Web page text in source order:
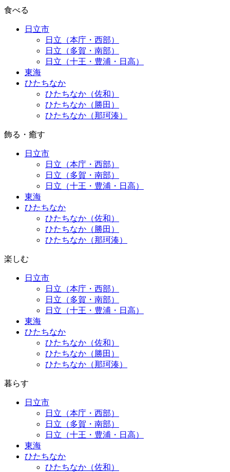
食べる
日立市
日立（本庁・西部）
日立（多賀・南部）
日立（十王・豊浦・日高）
東海
ひたちなか
ひたちなか（佐和）
ひたちなか（勝田）
ひたちなか（那珂湊）
飾る・癒す
日立市
日立（本庁・西部）
日立（多賀・南部）
日立（十王・豊浦・日高）
東海
ひたちなか
ひたちなか（佐和）
ひたちなか（勝田）
ひたちなか（那珂湊）
楽しむ
日立市
日立（本庁・西部）
日立（多賀・南部）
日立（十王・豊浦・日高）
東海
ひたちなか
ひたちなか（佐和）
ひたちなか（勝田）
ひたちなか（那珂湊）
暮らす
日立市
日立（本庁・西部）
日立（多賀・南部）
日立（十王・豊浦・日高）
東海
ひたちなか
ひたちなか（佐和）